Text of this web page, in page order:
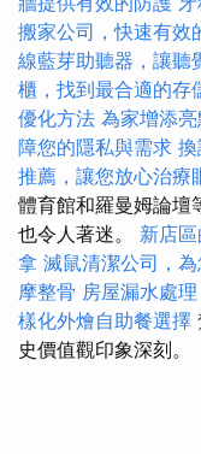
搬家公司，快速有效
線藍芽助聽器，讓聽
櫃，找到最合適的存
優化方法 為家增添
障您的隱私與需求
推薦，讓您放心治療
體育館和羅曼姆論壇
也令人著迷。 新店
拿 滅鼠清潔公司，
摩整骨 房屋漏水處
樣化外燴自助餐選擇
史價值觀印象深刻。